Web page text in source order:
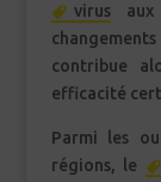
virusaux
contribue
efficacité
Parmi les
régions, le